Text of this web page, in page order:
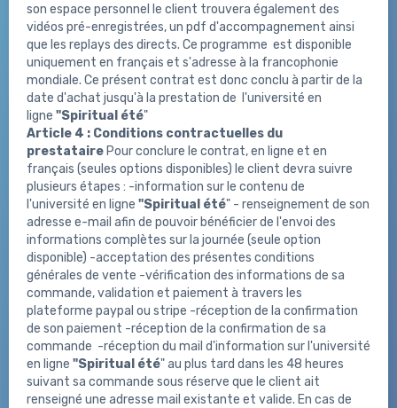
son espace personnel le client trouvera également des
vidéos pré-enregistrées, un pdf d'accompagnement ainsi
que les replays des directs. Ce programme est disponible
uniquement en français et s'adresse à la francophonie
mondiale. Ce présent contrat est donc conclu à partir de la
date d'achat jusqu'à la prestation de l'université en
ligne "Spiritual été"
Article 4 : Conditions contractuelles du
prestataire Pour conclure le contrat, en ligne et en
français (seules options disponibles) le client devra suivre
plusieurs étapes : -information sur le contenu de
l'université en ligne "Spiritual été" - renseignement de son
adresse e-mail afin de pouvoir bénéficier de l'envoi des
informations complètes sur la journée (seule option
disponible) -acceptation des présentes conditions
générales de vente -vérification des informations de sa
commande, validation et paiement à travers les
plateforme paypal ou stripe -réception de la confirmation
de son paiement -réception de la confirmation de sa
commande -réception du mail d'information sur l'université
en ligne "Spiritual été" au plus tard dans les 48 heures
suivant sa commande sous réserve que le client ait
renseigné une adresse mail existante et valide. En cas de